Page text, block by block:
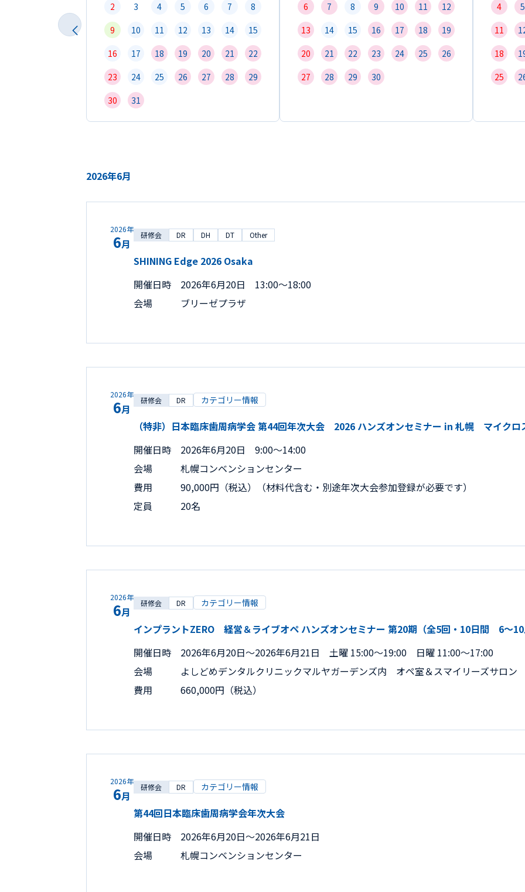
2
3 4 5 6 7
8
9
10 11 12 13 14
15
16
17 18 19 20 21
22
23
24 25 26 27 28
29
30
31
6
7 8 9 10 11
12
13
14 15 16 17 18
19
20
21 22 23 24 25
26
27
28 29 30
4
5
11
18
25
2026年6月
2026年
6月
研修会 DR DH DT Other
SHINING Edge 2026 Osaka
開催日時
2026年6月20日 13:00～18:00
会場
ブリーゼプラザ
2026年
6月
研修会 DR カテゴリー情報
（特非）日本臨床歯周病学会 第44回年次大会 2026 ハンズオンセミナー in 札幌 マイクロ
開催日時
2026年6月20日 9:00～14:00
会場
札幌コンベンションセンター
費用
90,000円（税込）（材料代含む・別途年次大会参加登録が必要です）
定員
20名
2026年
6月
研修会 DR カテゴリー情報
インプラントZERO 経営＆ライブオペ ハンズオンセミナー 第20期（全5回・10日間 6～
開催日時
2026年6月20日〜2026年6月21日 土曜 15:00～19:00 日曜 11:00～17:00
会場
よしどめデンタルクリニックマルヤガーデンズ内 オペ室＆スマイリーズサロン
費用
660,000円（税込）
2026年
6月
研修会 DR カテゴリー情報
第44回日本臨床歯周病学会年次大会
開催日時
2026年6月20日〜2026年6月21日
会場
札幌コンベンションセンター